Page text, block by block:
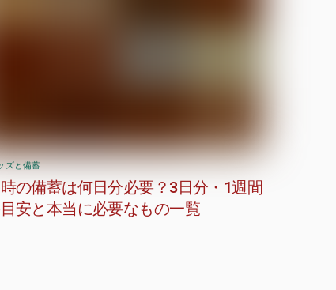
ズと備蓄
の備蓄は何日分必要？3日分・1週間
安と本当に必要なもの一覧